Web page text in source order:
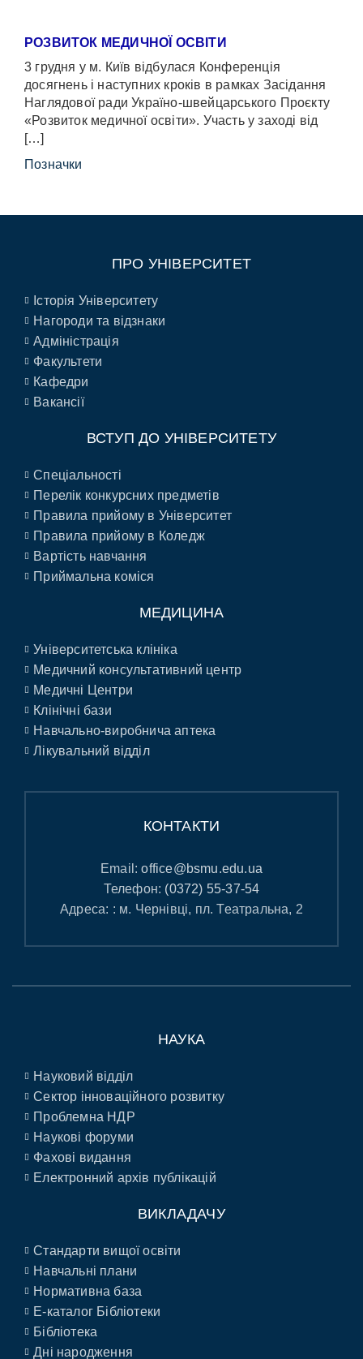
РОЗВИТОК МЕДИЧНОЇ ОСВІТИ
3 грудня у м. Київ відбулася Конференція
досягнень і наступних кроків в рамках Засідання
Наглядової ради Україно-швейцарського Проєкту
«Розвиток медичної освіти». Участь у заході від
[…]
Позначки
ПРО УНІВЕРСИТЕТ
Історія Університету
Нагороди та відзнаки
Адміністрація
Факультети
Кафедри
Вакансії
ВСТУП ДО УНІВЕРСИТЕТУ
Спеціальності
Перелік конкурсних предметів
Правила прийому в Університет
Правила прийому в Коледж
Вартість навчання
Приймальна коміся
МЕДИЦИНА
Університетська клініка
Медичний консультативний центр
Медичні Центри
Клінічні бази
Навчально-виробнича аптека
Лікувальний відділ
КОНТАКТИ
Email:office@bsmu.edu.ua
Телефон: (0372) 55-37-54
Адреса: : м. Чернівці, пл. Театральна, 2
НАУКА
Науковий відділ
Сектор інноваційного розвитку
Проблемна НДР
Наукові форуми
Фахові видання
Електронний архів публікацій
ВИКЛАДАЧУ
Стандарти вищої освіти
Навчальні плани
Нормативна база
E-каталог Бібліотеки
Бібліотека
Дні народження